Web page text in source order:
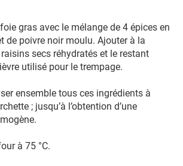
gras avec le mélange de 4 épices en
de poivre noir moulu. Ajouter à la
secs réhydratés et le restant
utilisé pour le trempage.
ensemble tous ces ingrédients à
; jusqu’à l’obtention d’une
à 75 °C.